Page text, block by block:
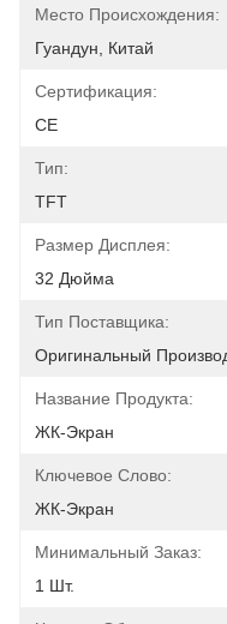
Место Происхождения:
Гуандун, Китай
Сертификация:
CE
Тип:
TFT
Размер Дисплея:
32 Дюйма
Тип Поставщика:
Оригинальный
Название Продукта:
ЖК-Экран
Ключевое Слово:
ЖК-Экран
Минимальный Заказ:
1 Шт.